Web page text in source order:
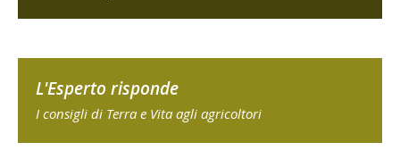
L'Esperto risponde
I consigli di Terra e Vita agli agricoltori